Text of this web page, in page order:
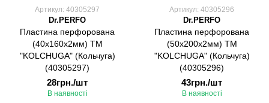
Артикул: 40305297
Dr.PERFO
Пластина перфорована
(40х160х2мм) ТМ
"KOLCHUGA" (Кольчуга)
(40305297)
28грн./шт
В наявності
Артикул: 40305296
Dr.PERFO
Пластина перфорована
(50х200х2мм) ТМ
"KOLCHUGA" (Кольчуга)
(40305296)
43грн./шт
В наявності